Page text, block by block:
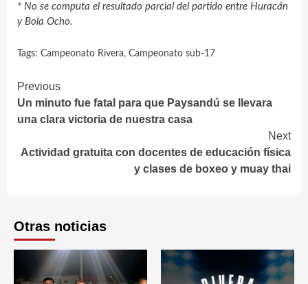
* No se computa el resultado parcial del partido entre Huracán
y Bola Ocho.
Tags: Campeonato Rivera, Campeonato sub-17
Continue
Reading
Previous
Un minuto fue fatal para que Paysandú se llevara
una clara victoria de nuestra casa
Next
Actividad gratuita con docentes de educación física
y clases de boxeo y muay thai
Otras noticias